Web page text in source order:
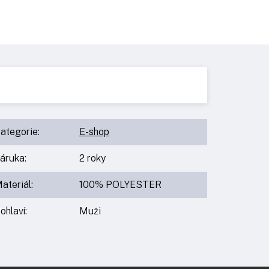
: E-shop
: 2 roky
: 100% POLYESTER
: Muži